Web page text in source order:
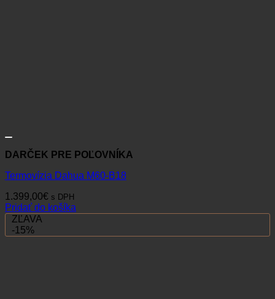
DARČEK PRE POĽOVNÍKA
Termovízia Dahua M60-B18
1.399,00€ s DPH
Pridať do košíka
ZĽAVA
-15%